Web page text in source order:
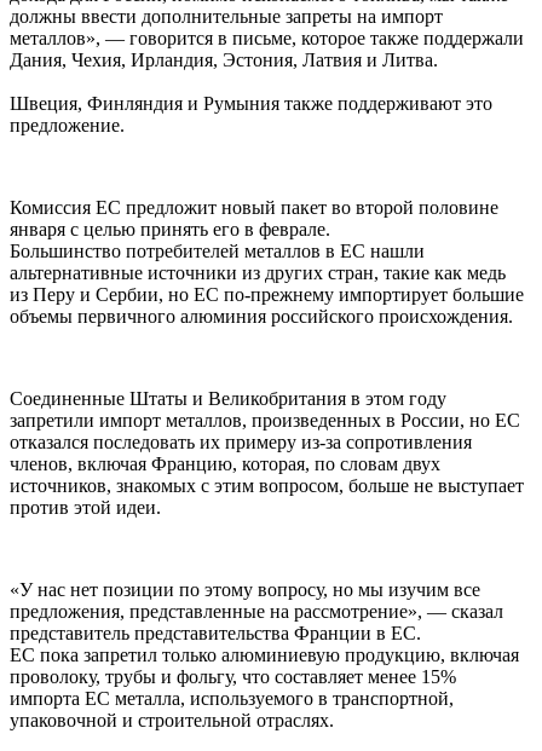
должны ввести дополнительные запреты на импорт
металлов», — говорится в письме, которое также поддержали
Дания, Чехия, Ирландия, Эстония, Латвия и Литва.
Швеция, Финляндия и Румыния также поддерживают это
предложение.
Комиссия ЕС предложит новый пакет во второй половине
января с целью принять его в феврале.
Большинство потребителей металлов в ЕС нашли
альтернативные источники из других стран, такие как медь
из Перу и Сербии, но ЕС по-прежнему импортирует большие
объемы первичного алюминия российского происхождения.
Соединенные Штаты и Великобритания в этом году
запретили импорт металлов, произведенных в России, но ЕС
отказался последовать их примеру из-за сопротивления
членов, включая Францию, которая, по словам двух
источников, знакомых с этим вопросом, больше не выступает
против этой идеи.
«У нас нет позиции по этому вопросу, но мы изучим все
предложения, представленные на рассмотрение», — сказал
представитель представительства Франции в ЕС.
ЕС пока запретил только алюминиевую продукцию, включая
проволоку, трубы и фольгу, что составляет менее 15%
импорта ЕС металла, используемого в транспортной,
упаковочной и строительной отраслях.